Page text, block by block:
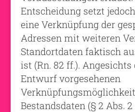
Entscheidung setzt
eine Verknüpfung der
Adressen mit weiteren
Standortdaten faktisch
ist (Rn. 82 ff.). Angesichts
Entwurf vorgesehenen
Bestandsdaten (§ 2 Abs. 2